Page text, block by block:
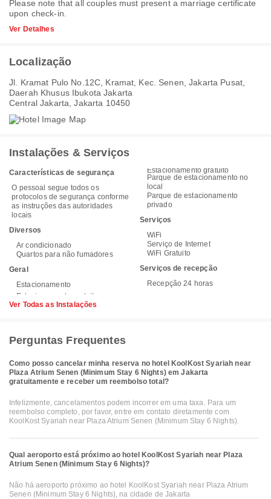
Please note that all couples must present a marriage certificate
upon check-in.
Ver Detalhes
Localização
Jl. Kramat Pulo No.12C, Kramat, Kec. Senen, Jakarta Pusat,
Daerah Khusus Ibukota Jakarta
Central Jakarta, Jakarta 10450
Instalações & Serviços
Características de segurança
O pessoal segue todos os
protocolos de segurança conforme
as instruções das autoridades
locais
Diversos
Ar condicionado
Quartos para não fumadores
Geral
Estacionamento
Estacionamento gratuito
Parque de estacionamento no
local
Parque de estacionamento
privado
Serviços
WiFi
Serviço de Internet
WiFi Gratuito
Serviços de recepção
Recepção 24 horas
Ver Todas as Instalações
Perguntas Frequentes
Como posso cancelar minha reserva no hotel KoolKost Syariah near
Plaza Atrium Senen (Minimum Stay 6 Nights) em Jakarta
gratuitamente e receber um reembolso total?
Infelizmente, cancelamentos podem incorrer em uma taxa. Para um
reembolso completo, por favor, entre em contato diretamente com
KoolKost Syariah near Plaza Atrium Senen (Minimum Stay 6 Nights).
Qual aeroporto está próximo ao hotel KoolKost Syariah near Plaza
Atrium Senen (Minimum Stay 6 Nights)?
Não há aeroporto próximo ao hotel KoolKost Syariah near Plaza Atrium
Senen (Minimum Stay 6 Nights), na cidade de Jakarta